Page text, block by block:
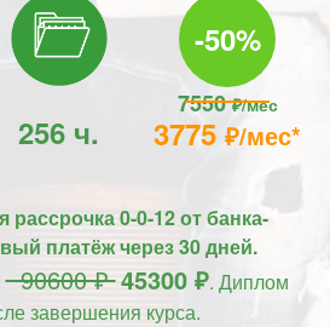
256 ч.
-50%
7550₽/мес
3775₽/мес*
рассрочка 0-0-12 от банка-
платёж через 30 дней.
90600 ₽45300 ₽. Диплом
завершения курса.